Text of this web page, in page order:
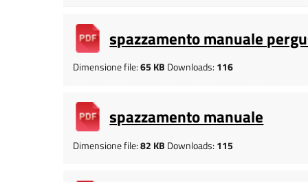
spazzamento manuale
Dimensione file:65 KB Downloads: 116
spazzamento manuale
Dimensione file:82 KB Downloads: 115